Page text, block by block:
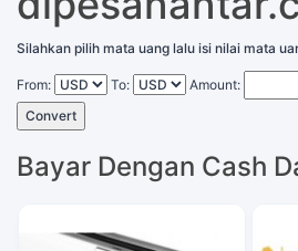
Silahkan pilih mata uang lalu isi nilai mata
From: To:
Amount:
Convert
Bayar Dengan Cash